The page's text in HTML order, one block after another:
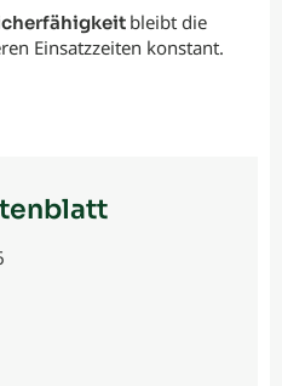
bleibt die
Einsatzzeiten konstant.